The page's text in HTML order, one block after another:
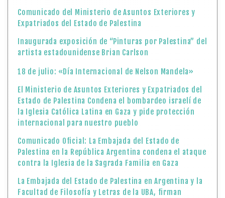
Comunicado del Ministerio de Asuntos Exteriores y
Expatriados del Estado de Palestina
Inaugurada exposición de “Pinturas por Palestina” del
artista estadounidense Brian Carlson
18 de julio: «Día Internacional de Nelson Mandela»
El Ministerio de Asuntos Exteriores y Expatriados del
Estado de Palestina Condena el bombardeo israelí de
la Iglesia Católica Latina en Gaza y pide protección
internacional para nuestro pueblo
Comunicado Oficial: La Embajada del Estado de
Palestina en la República Argentina condena el ataque
contra la Iglesia de la Sagrada Familia en Gaza
La Embajada del Estado de Palestina en Argentina y la
Facultad de Filosofía y Letras de la UBA, firman